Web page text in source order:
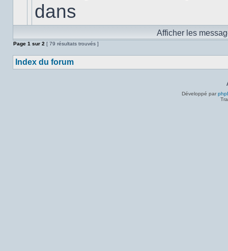
dansdans
Afficher les
Page 1 sur 2 [ 79 résultats trouvés ]
Index du forum
Développé par